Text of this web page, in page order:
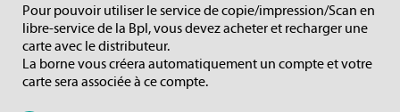
Pour pouvoir utiliser le service de copie/impression/Scan en
libre-service de la BpI, vous devez acheter et recharger une
carte avec le distributeur.
La borne vous créera automatiquement un compte et votre
carte sera associée à ce compte.